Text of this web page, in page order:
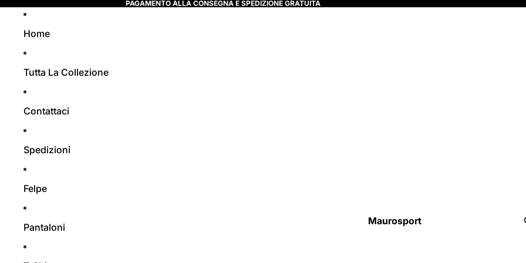
PAGAMENTO ALLA CONSEGNA E SPEDIZIONE GRATUITA
Home
Tutta La Collezione
Contattaci
Spedizioni
Felpe
Pantaloni
Maurosport